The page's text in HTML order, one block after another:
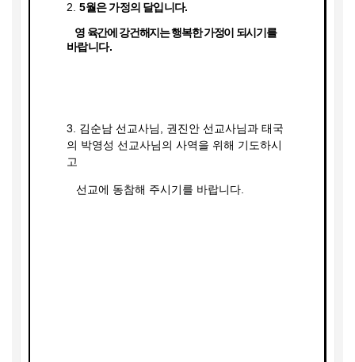
2. 5월은 가정의 달입니다.
영 육간에 강건해지는 행복한 가정이 되시기를
바랍니다.
3. 김순남 선교사님 , 권진안 선교사님과 태국
의 박영성 선교사님의 사역을 위해 기도하시
고
선교에 동참해 주시기를 바랍니다.